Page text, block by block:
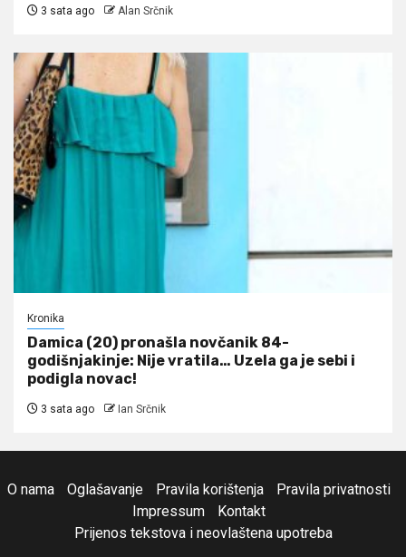
3 sata ago Alan Srčnik
Kronika
Damica (20) pronašla novčanik 84-
godišnjakinje: Nije vratila… Uzela ga je sebi i
podigla novac!
3 sata ago Ian Srčnik
O nama Oglašavanje Pravila korištenja
Pravila privatnosti
Impressum
Kontakt
Prijenos tekstova i neovlaštena upotreba